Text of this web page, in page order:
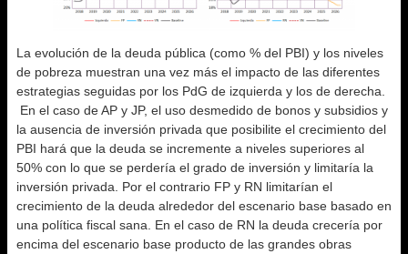
La evolución de la deuda pública (como % del PBI) y los niveles
de pobreza muestran una vez más el impacto de las diferentes
estrategias seguidas por los PdG de izquierda y los de derecha.
En el caso de AP y JP, el uso desmedido de bonos y subsidios y
la ausencia de inversión privada que posibilite el crecimiento del
PBI hará que la deuda se incremente a niveles superiores al
50% con lo que se perdería el grado de inversión y limitaría la
inversión privada. Por el contrario FP y RN limitarían el
crecimiento de la deuda alrededor del escenario base basado en
una política fiscal sana. En el caso de RN la deuda crecería por
encima del escenario base producto de las grandes obras